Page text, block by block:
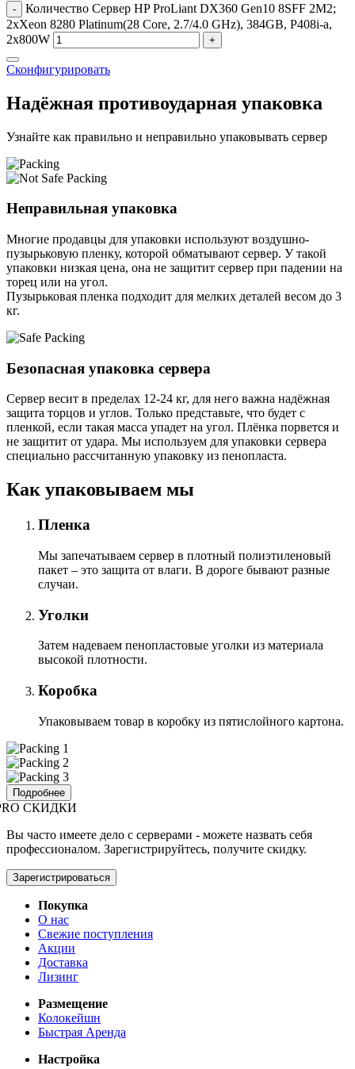
-
Количество Сервер HP ProLiant DX360 Gen10 8SFF 2M2;
2xXeon 8280 Platinum(28 Core, 2.7/4.0 GHz), 384GB, P408i-a,
2x800W
+
Сконфигурировать
Надёжная противоударная упаковка
Узнайте как правильно и неправильно упаковывать сервер
Неправильная упаковка
Многие продавцы для упаковки используют воздушно-
пузырьковую пленку, которой обматывают сервер. У такой
упаковки низкая цена, она не защитит сервер при падении на
торец или на угол.
Пузырьковая пленка подходит для мелких деталей весом до 3
кг.
Безопасная упаковка сервера
Сервер весит в пределах 12-24 кг, для него важна надёжная
защита торцов и углов. Только представьте, что будет с
пленкой, если такая масса упадет на угол. Плёнка порвется и
не защитит от удара. Мы используем для упаковки сервера
специально расcчитанную упаковку из пенопласта.
Как упаковываем мы
Пленка
Мы запечатываем сервер в плотный полиэтиленовый
пакет – это защита от влаги. В дороге бывают разные
случаи.
Уголки
Затем надеваем пенопластовые уголки из материала
высокой плотности.
Коробка
Упаковываем товар в коробку из пятислойного картона.
Подробнее
СКИДКИ
Вы часто имеете дело с серверами - можете назвать себя
профессионалом. Зарегистрируйтесь, получите скидку.
Зарегистрироваться
Покупка
О нас
Свежие поступления
Акции
Доставка
Лизинг
Размещение
Колокейшн
Быстрая Аренда
Настройка